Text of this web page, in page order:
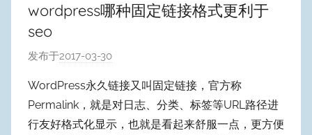
wordpress哪种固定链接格式更利于
seo
发布于2017-03-30
:
W
y
WordPress永久链接又叫固定链接，官方称
Permalink，就是对日志、分类、标签等URL路径进
行友好格式化显示，也就是看起来舒服一点，更方便